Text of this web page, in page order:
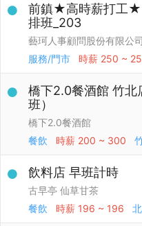
前鎮★高時薪打工★
排班_203
藝珂人事顧問股份有限公司
服務/門市
時薪 250 ~
橋下2.0餐酒館 竹北
班）
橋下2.0餐酒館
餐飲
時薪 200 ~ 300
飲料店 早班計時
古早亭 仙草甘茶
餐飲
時薪 196 ~ 196